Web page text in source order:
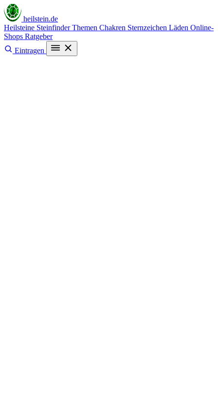
heilstein.de
Heilsteine SteinfinderThemen Chakren Sternzeichen Läden Online-
Shops Ratgeber
Eintragen